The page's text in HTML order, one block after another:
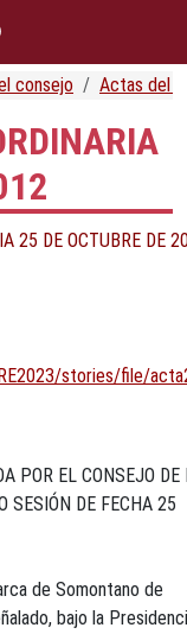
consejo Actas del
25 DE OCTUBRE DE
stories/file/
POR EL CONSEJO DE
SESIÓN DE FECHA 25
de Somontano de
bajo la